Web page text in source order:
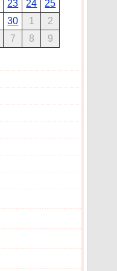
23 24
25
30 1
2
7 8 9